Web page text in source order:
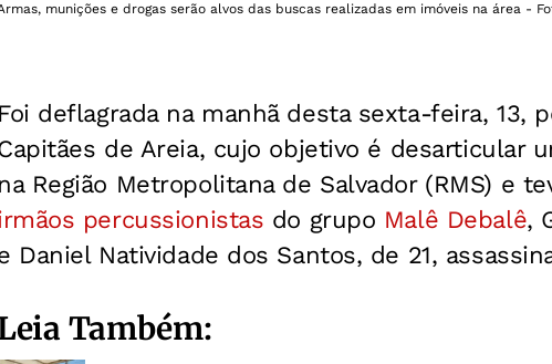
munições e drogas serão alvos das buscas realizadas em imóveis na área -
Foi deflagrada na manhã desta sexta-feira, 13,
de Areia, cujo objetivo é desarticular
na Região Metropolitana de Salvador (RMS) e
percussionistas do grupo Malê Debalê,
Daniel Natividade dos Santos, de 21,
Também: